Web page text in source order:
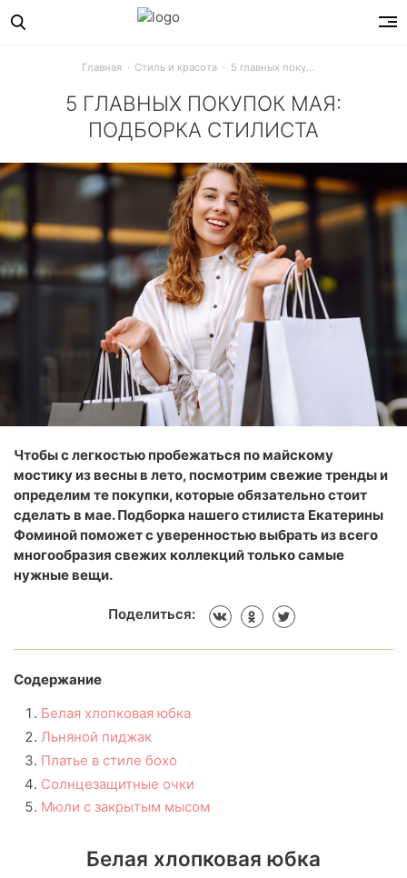
Главная Стиль и красота 5 главных покупок мая: подборка стилиста
5 ГЛАВНЫХ ПОКУПОК МАЯ:
ПОДБОРКА СТИЛИСТА
Какие модные покупки обязательно стоит сделать в
Чтобы с легкостью пробежаться по майскому
мостику из весны в лето, посмотрим свежие тренды и
определим те покупки, которые обязательно стоит
сделать в мае. Подборка нашего стилиста Екатерины
Фоминой поможет с уверенностью выбрать из всего
многообразия свежих коллекций только самые
нужные вещи.
Поделиться:
Содержание
Белая хлопковая юбка
Льняной пиджак
Платье в стиле бохо
Солнцезащитные очки
Мюли с закрытым мысом
Белая хлопковая юбка